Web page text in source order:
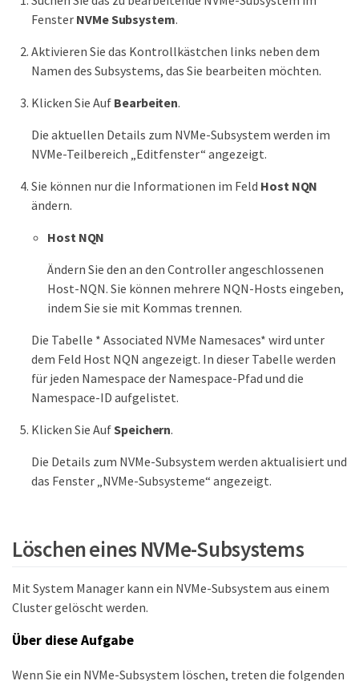
Fenster NVMe Subsystem.
Aktivieren Sie das Kontrollkästchen links neben dem
Namen des Subsystems, das Sie bearbeiten möchten.
Klicken Sie Auf Bearbeiten.
Die aktuellen Details zum NVMe-Subsystem werden im
NVMe-Teilbereich „Editfenster“ angezeigt.
Sie können nur die Informationen im Feld Host NQN
ändern.
Host NQN
Ändern Sie den an den Controller angeschlossenen
Host-NQN. Sie können mehrere NQN-Hosts eingeben,
indem Sie sie mit Kommas trennen.
Die Tabelle * Associated NVMe Namesaces* wird unter
dem Feld Host NQN angezeigt. In dieser Tabelle werden
für jeden Namespace der Namespace-Pfad und die
Namespace-ID aufgelistet.
Klicken Sie AufSpeichern.
Die Details zum NVMe-Subsystem werden aktualisiert und
das Fenster „NVMe-Subsysteme“ angezeigt.
Löschen eines NVMe-Subsystems
Mit System Manager kann ein NVMe-Subsystem aus einem
Cluster gelöscht werden.
Über diese Aufgabe
Wenn Sie ein NVMe-Subsystem löschen, treten die folgenden